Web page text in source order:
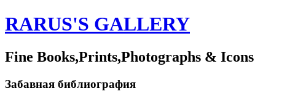
RARUS'S GALLERY
Fine Books,Prints,Photographs & Icons
Забавная библиография